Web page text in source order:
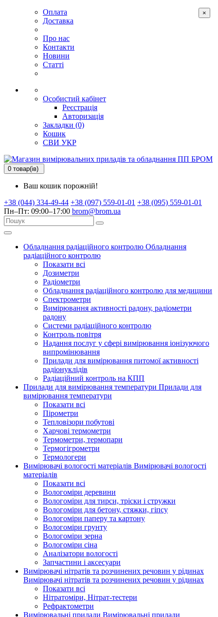
Оплата
Доставка
Про нас
Контакти
Новини
Статті
Особистий кабінет
Реєстрація
Авторизація
Закладки (0)
Кошик
СВИ УКР
0 товар(ів)
Ваш кошик порожній!
+38 (044) 334-49-44 +38 (097) 559-01-01 +38 (095) 559-01-01
Пн–Пт: 09:00–17:00 brom@brom.ua
Обладнання радіаційного контролю Обладнання
радіаційного контролю
Показати всі
Дозиметри
Радіометри
Обладнання радіаційного контролю для медицини
Спектрометри
Вимірювання активності радону, радіометри
радону
Системи радіаційного контролю
Контроль повітря
Надання послуг у сфері вимірювання іонізуючого
випромінювання
Прилади для вимірювання питомої активності
радіонуклідів
Радіаційний контроль на КПП
Прилади для вимірювання температури Прилади для
вимірювання температури
Показати всі
Пірометри
Тепловізори побутові
Харчові термометри
Термометри, термопари
Термогігрометри
Термологери
Вимірювачі вологості матеріалів Вимірювачі вологості
матеріалів
Показати всі
Вологоміри деревини
Вологоміри для тирси, тріски і стружки
Вологоміри для бетону, стяжки, гіпсу
Вологоміри паперу та картону
Вологоміри грунту
Вологоміри зерна
Вологоміри сіна
Аналізатори вологості
Запчастини і аксесуари
Вимірювачі нітратів та розчинених речовин у рідинах
Вимірювачі нітратів та розчинених речовин у рідинах
Показати всі
Нітратоміри, Нітрат-тестери
Рефрактометри
Вимірювальні прилади Вимірювальні прилади
×